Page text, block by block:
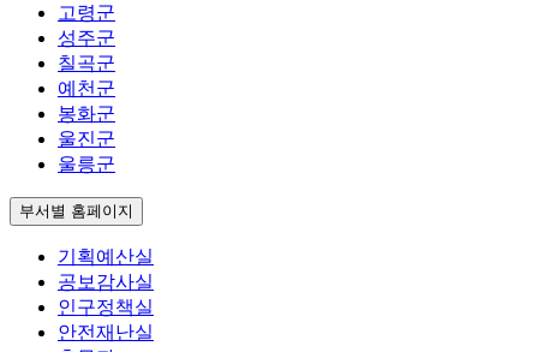
고령군
성주군
칠곡군
예천군
봉화군
울진군
울릉군
부서별 홈페이지
기획예산실
공보감사실
인구정책실
안전재난실